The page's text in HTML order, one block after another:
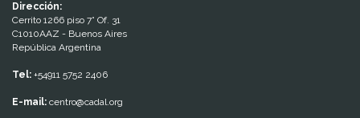
Dirección:
Cerrito 1266 piso 7° Of. 31
C1010AAZ - Buenos Aires
República Argentina
Tel: +54911 5752 2406
E-mail: centro@cadal.org